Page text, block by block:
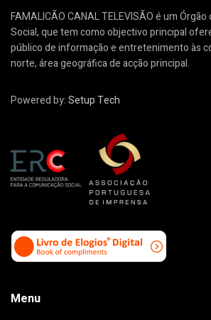
FAMALICÃO CANAL TELEVISÃO é um
Social, que tem como objectivo principal
público de informação e entretenimento às
norte, área geográfica de acção principal.
Powered by:Setup Tech
Menu